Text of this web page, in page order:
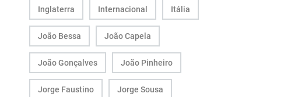
Inglaterra Internacional Itália
João Bessa João Capela
João Gonçalves João Pinheiro
Jorge Faustino Jorge Sousa